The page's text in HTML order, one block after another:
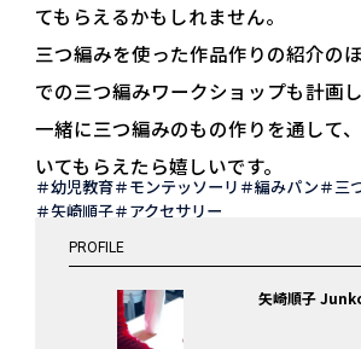
てもらえるかもしれません。
三つ編みを使った作品作りの紹介の
での三つ編みワークショップも計画
一緒に三つ編みのもの作りを通して
いてもらえたら嬉しいです。
幼児教育 モンテッソーリ 編みパン 三
矢崎順子
アクセサリー
PROFILE
矢崎順子